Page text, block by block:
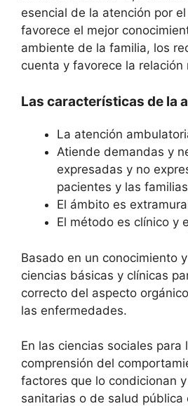
esencial de la atención por
favorece el mejor
ambiente de la familia, los
cuenta y favorece la relación
Las características de la
La atención
Atiende demandas y
expresadas y no
pacientes y las
El ámbito es
El método es clínico y
Basado en un conocimiento
ciencias básicas y clínicas
correcto del aspecto
las enfermedades.
En las ciencias sociales para
comprensión del
factores que lo condicionan
sanitarias o de salud pública